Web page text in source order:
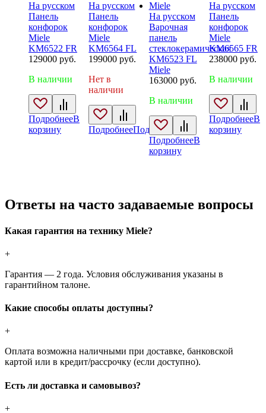
На русском
Панель
конфорок
Miele
KM6522 FR
129000 руб.
В наличии
ПодробнееВ
корзину
На русском
Панель
конфорок
Miele
KM6564 FL
199000руб.
Нет в
наличии
ПодробнееПодробнее
На русском
Варочная
панель
стеклокерамическая
KM6523 FL
Miele
163000 руб.
В наличии
ПодробнееВ
корзину
На русском
Панель
конфорок
Miele
KM6565 FR
238000 руб.
В наличии
ПодробнееВ
корзину
Ответы на часто задаваемые вопросы
Какая гарантия на технику Miele?
+
Гарантия — 2 года. Условия обслуживания указаны в
гарантийном талоне.
Какие способы оплаты доступны?
+
Оплата возможна наличными при доставке, банковской
картой или в кредит/рассрочку (если доступно).
Есть ли доставка и самовывоз?
+